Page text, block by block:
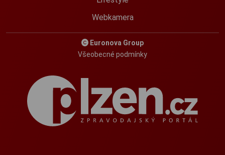
Webkamera
Euronova Group
Všeobecné podmínky